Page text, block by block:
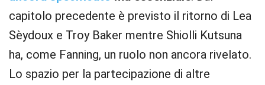
capitolo precedente è previsto il ritorno di Lea
Sèydoux e Troy Baker mentre Shiolli Kutsuna
ha, come Fanning, un ruolo non ancora rivelato.
Lo spazio per la partecipazione di altre